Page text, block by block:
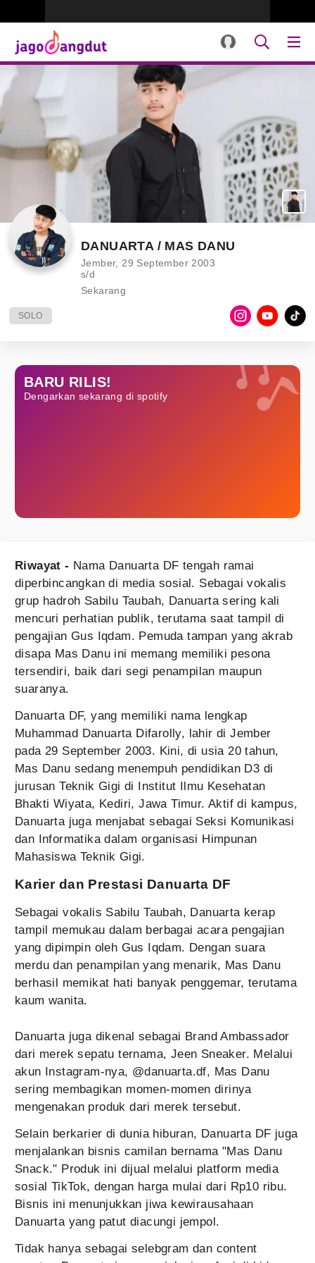
DANUARTA / MAS DANU
Jember, 29 September 2003
s/d
Sekarang
SOLO
BARU RILIS!
Dengarkan sekarang di spotify
Riwayat - Nama Danuarta DF tengah ramai
diperbincangkan di media sosial. Sebagai vokalis
grup hadroh Sabilu Taubah, Danuarta sering kali
mencuri perhatian publik, terutama saat tampil di
pengajian Gus Iqdam. Pemuda tampan yang akrab
disapa Mas Danu ini memang memiliki pesona
tersendiri, baik dari segi penampilan maupun
suaranya.
Danuarta DF, yang memiliki nama lengkap
Muhammad Danuarta Difarolly, lahir di Jember
pada 29 September 2003. Kini, di usia 20 tahun,
Mas Danu sedang menempuh pendidikan D3 di
jurusan Teknik Gigi di Institut Ilmu Kesehatan
Bhakti Wiyata, Kediri, Jawa Timur. Aktif di kampus,
Danuarta juga menjabat sebagai Seksi Komunikasi
dan Informatika dalam organisasi Himpunan
Mahasiswa Teknik Gigi.
Karier dan Prestasi Danuarta DF
Sebagai vokalis Sabilu Taubah, Danuarta kerap
tampil memukau dalam berbagai acara pengajian
yang dipimpin oleh Gus Iqdam. Dengan suara
merdu dan penampilan yang menarik, Mas Danu
berhasil memikat hati banyak penggemar, terutama
kaum wanita.
Danuarta juga dikenal sebagai Brand Ambassador
dari merek sepatu ternama, Jeen Sneaker. Melalui
akun Instagram-nya, @danuarta.df, Mas Danu
sering membagikan momen-momen dirinya
mengenakan produk dari merek tersebut.
Selain berkarier di dunia hiburan, Danuarta DF juga
menjalankan bisnis camilan bernama "Mas Danu
Snack." Produk ini dijual melalui platform media
sosial TikTok, dengan harga mulai dari Rp10 ribu.
Bisnis ini menunjukkan jiwa kewirausahaan
Danuarta yang patut diacungi jempol.
Tidak hanya sebagai selebgram dan content